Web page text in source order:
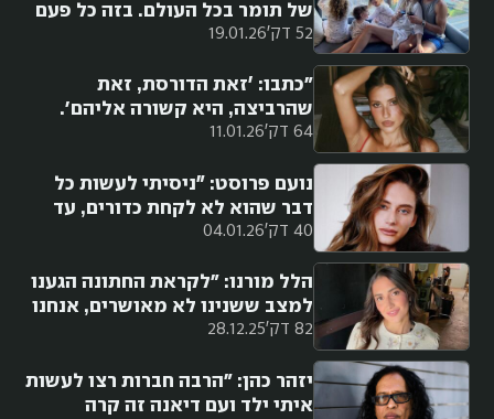
52 דק' 19.01.26
של תומר בכל העולם. בזה כל פעם
זה בתי ספר חדשים, חברים חדשים,
זו הקרבה"
64 דק' 11.01.26
"כתבו: ׳זאת הדורסת, זאת
שהרביצה, היא קשורה אליהם'.
נעים מאוד, אני ספיר קשתי ולא
40 דק' 04.01.26
נועם פרוסט: ״ניסיתי לעשות כל
דבר שהוא לא לקחת כדורים, עד
שהגעתי לסף החרדה והבנתי שאני
בושה״
82 דק' 28.12.25
הלל מורנו: "לקראת החתונה הגענו
למצב ששנינו לא מאושרים, אנחנו
רק רבים ומתווכחים, לא קשובים
יזהר כהן: "הרבה חברות רצו לעשות
איתי ילד ועם דיאנה זה קרה